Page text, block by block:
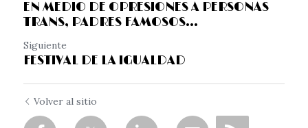
EN MEDIO DE OPRESIONES A PERSONAS
TRANS, PADRES FAMOSOS...
Siguiente
FESTIVAL DE LA IGUALDAD
Volver al sitio